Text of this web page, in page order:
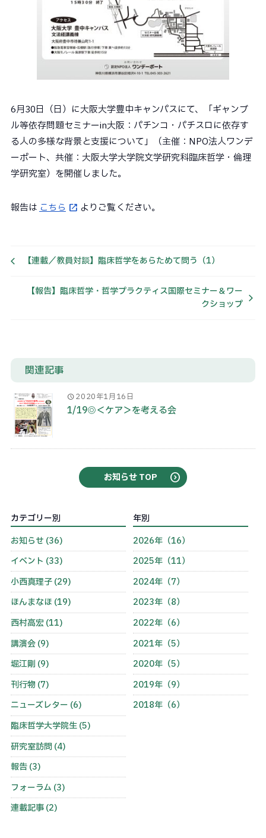
6月30日（日）に大阪大学豊中キャンパスにて、「ギャンブ
ル等依存問題セミナーin大阪：パチンコ・パチスロに依存す
る人の多様な背景と支援について」（主催：NPO法人ワンデ
ーポート、共催：大阪大学大学院文学研究科臨床哲学・倫理
学研究室）を開催しました。
報告はこちら よりご覧ください。
【連載／教員対談】臨床哲学をあらためて問う（1）
【報告】臨床哲学・哲学プラクティス国際セミナー＆ワー
クショップ
関連記事
2020年1月16日
1/19◎＜ケア＞を考える会
お知らせ TOP
カテゴリー別
お知らせ (36)
イベント (33)
小西真理子 (29)
ほんまなほ (19)
西村高宏 (11)
講演会 (9)
堀江剛 (9)
刊行物 (7)
ニューズレター (6)
臨床哲学大学院生 (5)
研究室訪問 (4)
報告 (3)
フォーラム (3)
連載記事 (2)
年別
2026年（16）
2025年（11）
2024年（7）
2023年（8）
2022年（6）
2021年（5）
2020年（5）
2019年（9）
2018年（6）